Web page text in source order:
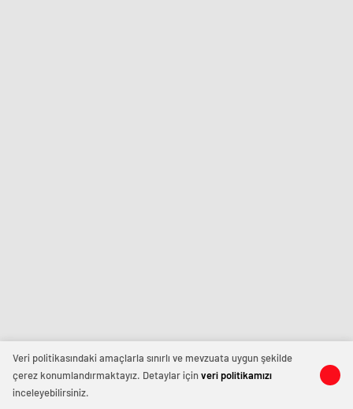
Veri politikasındaki amaçlarla sınırlı ve mevzuata uygun şekilde
çerez konumlandırmaktayız. Detaylar içinveri politikamızı
inceleyebilirsiniz.